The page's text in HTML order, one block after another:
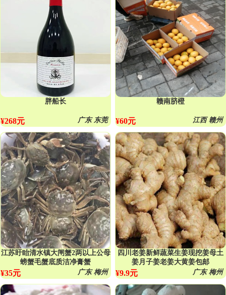
胖船长
广东 东莞
¥268元
赣南脐橙
江西 赣州
¥60元
江苏盱眙清水镇大闸蟹2两以上公母
螃蟹毛蟹底质洁净膏蟹
广东 梅州
¥35元
四川老姜新鲜蔬菜生姜现挖姜母土
姜月子姜老姜大黄姜包邮
广东 梅州
¥9.9元